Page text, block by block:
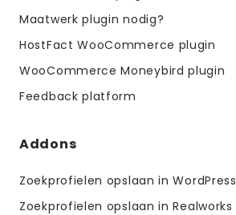
Maatwerk plugin nodig?
HostFact WooCommerce plugin
WooCommerce Moneybird plugin
Feedback platform
Addons
Zoekprofielen opslaan in WordPress
Zoekprofielen opslaan in Realworks